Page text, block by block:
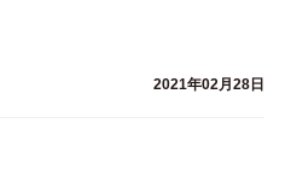
2021年02月28日